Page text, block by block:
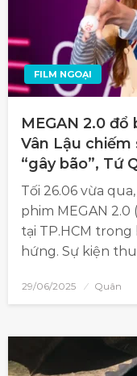
FILM NGOẠI
MEGAN 2.0
Vân Lậu
“gây bão”, Tứ
Tối 26.06 vừa
phim MEGAN 2.0
tại TP.HCM
hứng. Sự kiện
29/06/2025 Quân